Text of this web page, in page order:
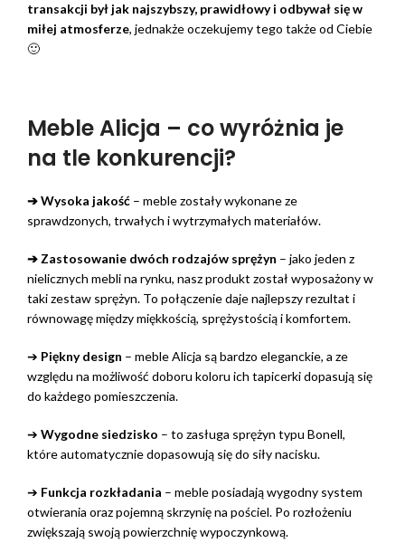
transakcji był jak najszybszy, prawidłowy i odbywał się w
miłej atmosferze, jednakże oczekujemy tego także od Ciebie
🙂
Meble Alicja – co wyróżnia je
na tle konkurencji?
➔ Wysoka jakość – meble zostały wykonane ze
sprawdzonych, trwałych i wytrzymałych materiałów.
➔ Zastosowanie dwóch rodzajów sprężyn – jako jeden z
nielicznych mebli na rynku, nasz produkt został wyposażony w
taki zestaw sprężyn. To połączenie daje najlepszy rezultat i
równowagę między miękkością, sprężystością i komfortem.
➔ Piękny design – meble Alicja są bardzo eleganckie, a ze
względu na możliwość doboru koloru ich tapicerki dopasują się
do każdego pomieszczenia.
➔ Wygodne siedzisko – to zasługa sprężyn typu Bonell,
które automatycznie dopasowują się do siły nacisku.
➔ Funkcja rozkładania – meble posiadają wygodny system
otwierania oraz pojemną skrzynię na pościel. Po rozłożeniu
zwiększają swoją powierzchnię wypoczynkową.